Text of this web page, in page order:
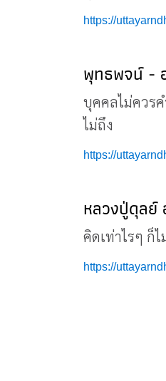
https://
พุทธพจน์ -
บุคคลไม่ควร
ไม่ถึง
https://
หลวงปู่ดุลย์
คิดเท่าไรๆ ก็
https://